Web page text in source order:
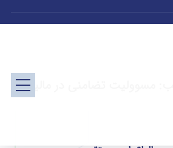
مسوولیت تضامنی در مالیات